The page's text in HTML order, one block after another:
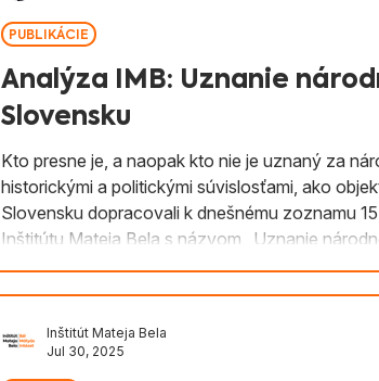
Analýza IMB: Uznanie
Slovensku
Kto presne je, a naopak kto nie je uznaný za
historickými a politickými súvislosťami, ako objektívnymi
Slovensku dopracovali k dnešnému zoznamu
Inštitútu Mateja Bela s názvom „Uznanie
PUBLIKÁCIE
Inštitút Mateja Bela
Jul 30, 2025